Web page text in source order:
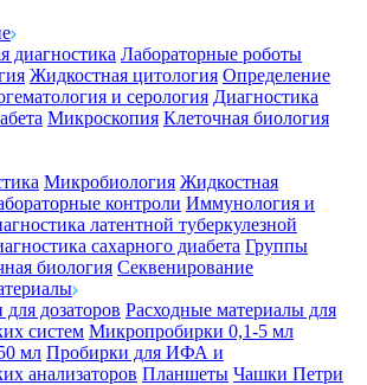
диагностика Лабораторные роботы
Жидкостная цитология Определение
и серология Диагностика
Микроскопия Клеточная биология
Микробиология Жидкостная
контроли Иммунология и
латентной туберкулезной
сахарного диабета Группы
биология Секвенирование
дозаторов Расходные материалы для
систем Микропробирки 0,1-5 мл
мл Пробирки для ИФА и
анализаторов Планшеты Чашки Петри